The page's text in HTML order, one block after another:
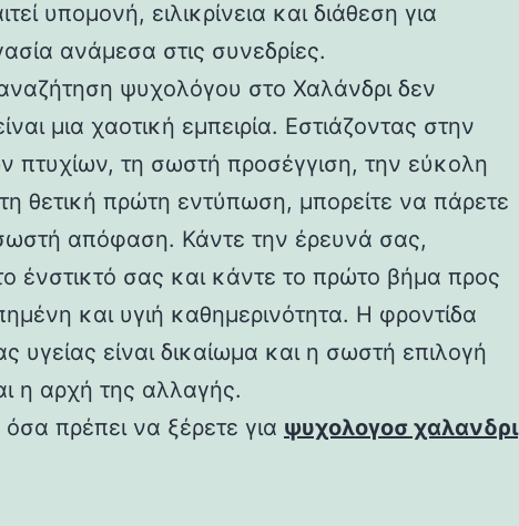
υπομονή, ειλικρίνεια και διάθεση για
ανάμεσα στις συνεδρίες.
ψυχολόγου στο Χαλάνδρι δεν
μια χαοτική εμπειρία. Εστιάζοντας στην
πτυχίων, τη σωστή προσέγγιση, την εύκολη
θετική πρώτη εντύπωση, μπορείτε να πάρετε
απόφαση. Κάντε την έρευνά σας,
ένστικτό σας και κάντε το πρώτο βήμα προς
και υγιή καθημερινότητα. Η φροντίδα
υγείας είναι δικαίωμα και η σωστή επιλογή
η αρχή της αλλαγής.
πρέπει να ξέρετε για ψυχολογοσ χαλανδρι